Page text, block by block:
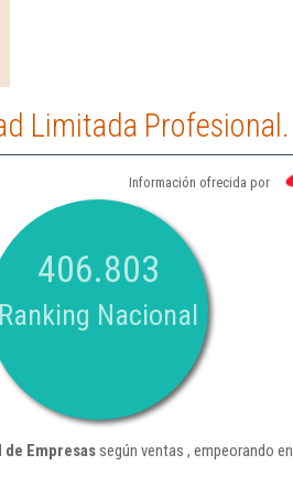
Limitada Profesional.
Información ofrecida por
406.803
Ranking Nacional
de Empresassegún ventas , empeorando